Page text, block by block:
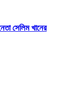
সেলিম খানের